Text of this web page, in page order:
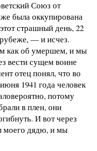
Союз от
была оккупирована
страшный день, 22
— и исчез.
как об умершем, и мы
вести сущем воине
отец понял, что во
1941 года человек
потому
в плен, они
И вот через
моего дядю, и мы